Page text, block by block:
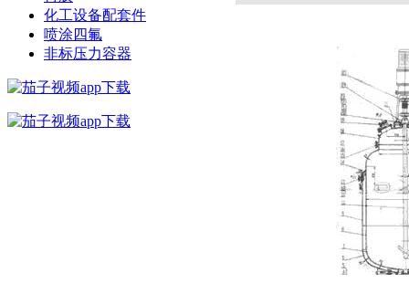
化工设备配套件
喷涂四氟
非标压力容器